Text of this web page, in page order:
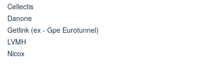
Cellectis
Danone
Getlink (ex - Gpe Eurotunnel)
LVMH
Nicox